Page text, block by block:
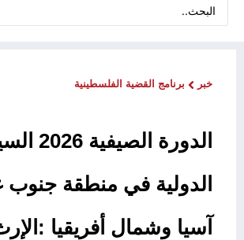
خبر برنامج القضية الفلسطينية
الدورة
الدولية في منطقة
آسيا وشمال أفريقيا